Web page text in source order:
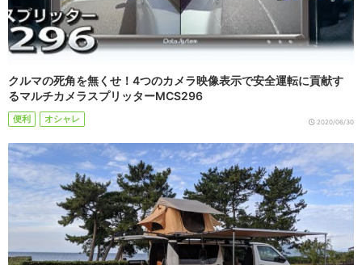
クルマの死角を無くせ！4つのカメラ映像表示で安全運転に貢献す
るマルチカメラスプリッターMCS296
便利 オシャレ 2020/06/30